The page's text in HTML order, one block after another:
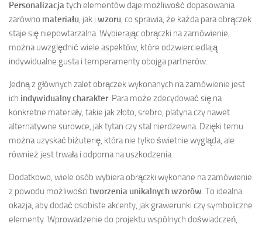
Personalizacjatych elementów daje możliwość dopasowania
zarówno materiału, jak i wzoru, co sprawia, że każda para obrączek
staje się niepowtarzalna. Wybierając obrączki na zamówienie,
można uwzględnić wiele aspektów, które odzwierciedlają
indywidualne gusta i temperamenty obojga partnerów.
Jedną z głównych zalet obrączek wykonanych na zamówienie jest
ich indywidualny charakter. Para może zdecydować się na
konkretne materiały, takie jak złoto, srebro, platyna czy nawet
alternatywne surowce, jak tytan czy stal nierdzewna. Dzięki temu
można uzyskać biżuterię, która nie tylko świetnie wygląda, ale
również jest trwała i odporna na uszkodzenia.
Dodatkowo, wiele osób wybiera obrączki wykonane na zamówienie
z powodu możliwości tworzenia unikalnych wzorów. To idealna
okazja, aby dodać osobiste akcenty, jak grawerunki czy symboliczne
elementy. Wprowadzenie do projektu wspólnych doświadczeń,